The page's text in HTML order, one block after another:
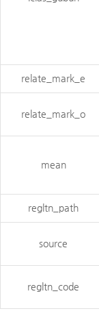
relate_mark_e
relate_mark_o
mean
regltn_path
source
regltn_code